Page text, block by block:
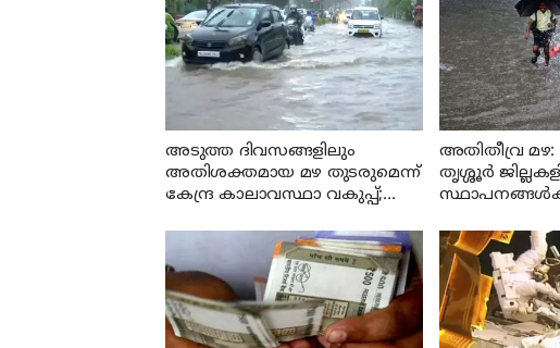
അടുത്ത ദിവസങ്ങളിലും
അതിശക്തമായ മഴ തുടരുമെന്ന്
കേന്ദ്ര കാലാവസ്ഥാ വകുപ്പ്;
അതിതീവ്ര
തൃശ്ശൂർ